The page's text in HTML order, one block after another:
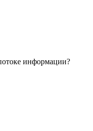
информации?